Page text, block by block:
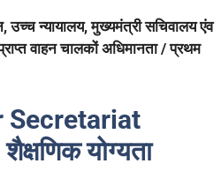
उच्च न्यायालय, मुख्यमंत्री सचिवालय एंव
वाहन चालकों अधिमानता / प्रथम
Secretariat
शैक्षणिक योग्यता